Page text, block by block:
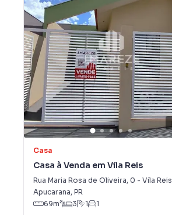
Casa
Casa à Venda em Vila Reis
Rua Maria Rosa de Oliveira, 0 - Vila Reis
Apucarana, PR
69m² 3 1 1